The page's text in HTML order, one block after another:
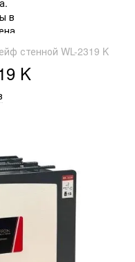
стенной WL-2319 K
K